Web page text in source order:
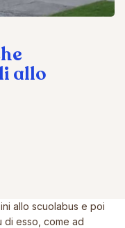
allo
allo scuolabus e poi
di esso, come ad